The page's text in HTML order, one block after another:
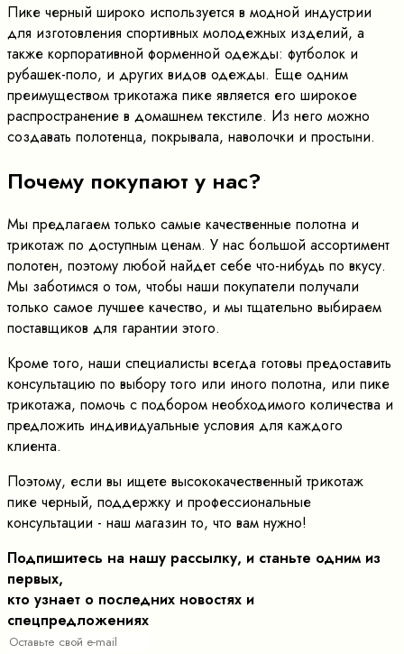
Пике черный широко используется в модной индустрии
для изготовления спортивных молодежных изделий, а
также корпоративной форменной одежды: футболок и
рубашек-поло, и других видов одежды. Еще одним
преимуществом трикотажа пике является его широкое
распространение в домашнем текстиле. Из него можно
создавать полотенца, покрывала, наволочки и простыни.
Почему покупают у нас?
Мы предлагаем только самые качественные полотна и
трикотаж по доступным ценам. У нас большой ассортимент
полотен, поэтому любой найдет себе что-нибудь по вкусу.
Мы заботимся о том, чтобы наши покупатели получали
только самое лучшее качество, и мы тщательно выбираем
поставщиков для гарантии этого.
Кроме того, наши специалисты всегда готовы предоставить
консультацию по выбору того или иного полотна, или пике
трикотажа, помочь с подбором необходимого количества и
предложить индивидуальные условия для каждого
клиента.
Поэтому, если вы ищете высококачественный трикотаж
пике черный, поддержку и профессиональные
консультации - наш магазин то, что вам нужно!
Подпишитесь на нашу рассылку, и станьте одним из
первых,
кто узнает о последних новостях и
спецпредложениях